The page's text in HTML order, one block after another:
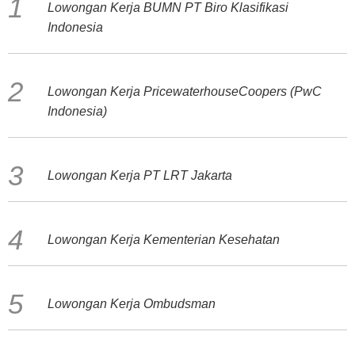
Lowongan Kerja BUMN PT Biro Klasifikasi
Indonesia
Lowongan Kerja PricewaterhouseCoopers (PwC
Indonesia)
Lowongan Kerja PT LRT Jakarta
Lowongan Kerja Kementerian Kesehatan
Lowongan Kerja Ombudsman